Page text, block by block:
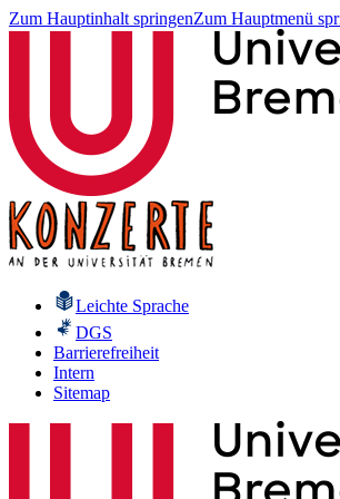
Zum Hauptinhalt springenZum Hauptmenü
Leichte Sprache
DGS
Barrierefreiheit
Intern
Sitemap